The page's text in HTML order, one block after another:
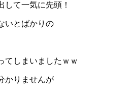
して一気に先頭！
いとばかりの
てしまいましたｗｗ
かりませんが